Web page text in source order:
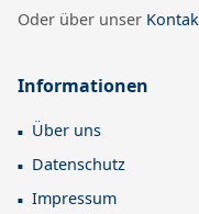
Oder über unser
Informationen
Über uns
Datenschutz
Impressum